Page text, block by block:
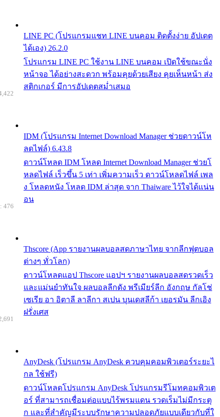
LINE PC (โปรแกรมแชท LINE บนคอม ติดตั้งง่าย อัปเดต
ได้เอง) 26.2.0
โปรแกรม LINE PC ใช้งาน LINE บนคอม เปิดใช้ขณะนั่ง
หน้าจอ ได้อย่างสะดวก พร้อมคุยด้วยเสียง คุยเห็นหน้า ส่ง
สติกเกอร์ มีการอัปเดตสม่ำเสมอ
IDM (โปรแกรม Internet Download Manager ช่วยดาวน์โห
ลดไฟล์) 6.43.8
ดาวน์โหลด IDM โหลด Internet Download Manager ช่วยโ
หลดไฟล์ เร็วขึ้น 5 เท่า เพิ่มความเร็ว ดาวน์โหลดไฟล์ เพล
ง โหลดหนัง โหลด IDM ล่าสุด จาก Thaiware ไว้ใจได้แน่น
อน
Thscore (App รายงานผลบอลสดภาษาไทย จากลีกฟุตบอล
ต่างๆ ทั่วโลก)
ดาวน์โหลดแอป Thscore แอปฯ รายงานผลบอลสดรวดเร็ว
และแม่นยำทันใจ ผลบอลลีกดัง พรีเมียร์ลีก อังกฤษ กัลโช่
เซเรีย อา อิตาลี ลาลีกา สเปน บุนเดสลีก้า เยอรมัน ลีกเอิง
ฝรั่งเศส
476
AnyDesk (โปรแกรม AnyDesk ควบคุมคอมพิวเตอร์ระยะไ
กล ใช้ฟรี)
ดาวน์โหลดโปรแกรม AnyDesk โปรแกรมรีโมทคอมพิวเต
อร์ ที่สามารถเชื่อมต่อแบบไร้พรมแดน รวดเร็มไม่มีกระตุ
ก และที่สำคัญมีระบบรักษาความปลอดภัยแบบเดียวกับที่ใ